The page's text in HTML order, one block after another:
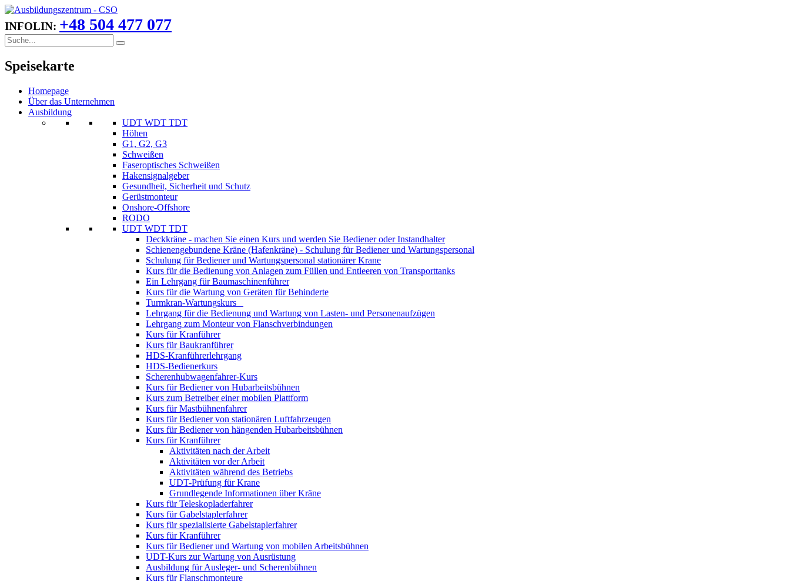
INFOLIN: +48 504 477 077
Speisekarte
Homepage
Über das Unternehmen
Ausbildung
UDT WDT TDT
Höhen
G1, G2, G3
Schweißen
Faseroptisches Schweißen
Hakensignalgeber
Gesundheit, Sicherheit und Schutz
Gerüstmonteur
Onshore-Offshore
RODO
UDT WDT TDT
Deckkräne - machen Sie einen Kurs und werden Sie Bediener oder Instandhalter
Schienengebundene Kräne (Hafenkräne) - Schulung für Bediener und Wartungspersonal
Schulung für Bediener und Wartungspersonal stationärer Krane
Kurs für die Bedienung von Anlagen zum Füllen und Entleeren von Transporttanks
Ein Lehrgang für Baumaschinenführer
Kurs für die Wartung von Geräten für Behinderte
Turmkran-Wartungskurs
Lehrgang für die Bedienung und Wartung von Lasten- und Personenaufzügen
Lehrgang zum Monteur von Flanschverbindungen
Kurs für Kranführer
Kurs für Baukranführer
HDS-Kranführerlehrgang
HDS-Bedienerkurs
Scherenhubwagenfahrer-Kurs
Kurs für Bediener von Hubarbeitsbühnen
Kurs zum Betreiber einer mobilen Plattform
Kurs für Mastbühnenfahrer
Kurs für Bediener von stationären Luftfahrzeugen
Kurs für Bediener von hängenden Hubarbeitsbühnen
Kurs für Kranführer
Aktivitäten nach der Arbeit
Aktivitäten vor der Arbeit
Aktivitäten während des Betriebs
UDT-Prüfung für Krane
Grundlegende Informationen über Kräne
Kurs für Teleskopladerfahrer
Kurs für Gabelstaplerfahrer
Kurs für spezialisierte Gabelstaplerfahrer
Kurs für Kranführer
Kurs für Bediener und Wartung von mobilen Arbeitsbühnen
UDT-Kurs zur Wartung von Ausrüstung
Ausbildung für Ausleger- und Scherenbühnen
Kurs für Flanschmonteure